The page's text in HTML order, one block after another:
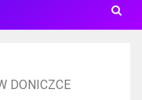
DONICZCE